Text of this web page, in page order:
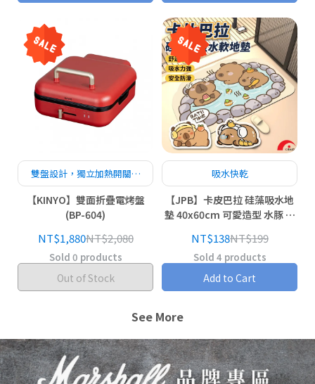
雙盤設計，獨立加熱開關，
料理應用更多元
【KINYO】雙面折疊電烤盤
(BP-604)
NT$1,880NT$2,080
Sold 0 products
Out of Stock
吸水快乾
【JPB】卡皮巴拉 硅藻吸水地
墊 40x60cm 可愛造型 水豚 泡
NT$138NT$199
Sold 4 products
Add to Cart
See More